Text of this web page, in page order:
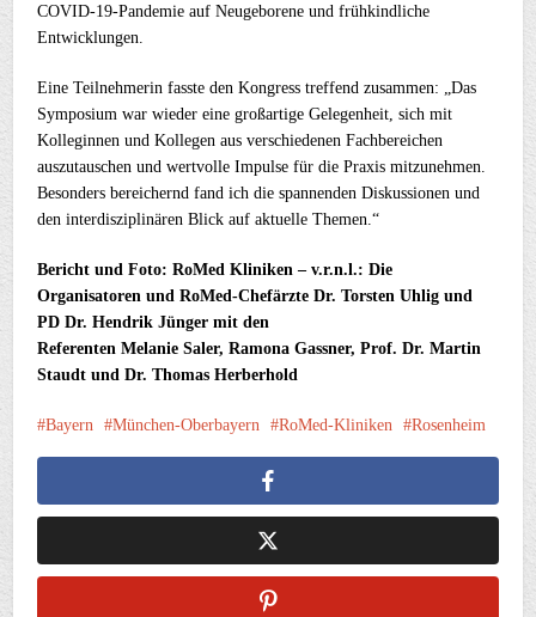
COVID-19-Pandemie auf Neugeborene und frühkindliche
Entwicklungen.
Eine Teilnehmerin fasste den Kongress treffend zusammen: „Das
Symposium war wieder eine großartige Gelegenheit, sich mit
Kolleginnen und Kollegen aus verschiedenen Fachbereichen
auszutauschen und wertvolle Impulse für die Praxis mitzunehmen.
Besonders bereichernd fand ich die spannenden Diskussionen und
den interdisziplinären Blick auf aktuelle Themen.“
Bericht und Foto: RoMed Kliniken – v.r.n.l.: Die
Organisatoren und RoMed-Chefärzte Dr. Torsten Uhlig und
PD Dr. Hendrik Jünger mit den
Referenten Melanie Saler, Ramona Gassner, Prof. Dr. Martin
Staudt und Dr. Thomas Herberhold
Bayern München-Oberbayern RoMed-Kliniken Rosenheim